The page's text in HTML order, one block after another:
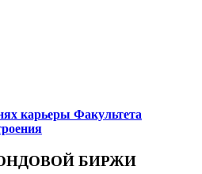
карьеры Факультета
БИРЖИ